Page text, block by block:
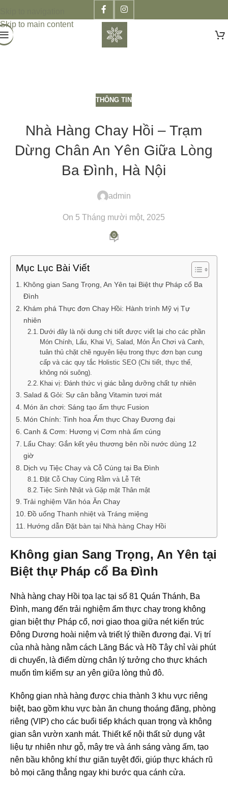
Skip to main content
THÔNG TIN
Nhà Hàng Chay Hồi – Trạm
Dừng Chân An Yên Giữa Lòng
Ba Đình, Hà Nội
admin
On 5 Tháng mười một, 2025
0
Mục Lục Bài Viết
Không gian Sang Trọng, An Yên tại Biệt thự Pháp cổ Ba
Đình
Khám phá Thực đơn Chay Hồi: Hành trình Mỹ vị Tự
nhiên
Dưới đây là nội dung chi tiết được viết lại cho các phần
Món Chính, Lẩu, Khai Vị, Salad, Món Ăn Chơi và Canh,
tuân thủ chặt chẽ nguyên liệu trong thực đơn bạn cung
cấp và các quy tắc Holistic SEO (Chi tiết, thực thể,
không nói suông).
Khai vị: Đánh thức vị giác bằng dưỡng chất tự nhiên
Salad & Gỏi: Sự cân bằng Vitamin tươi mát
Món ăn chơi: Sáng tạo ẩm thực Fusion
Món Chính: Tinh hoa Ẩm thực Chay Đương đại
Canh & Cơm: Hương vị Cơm nhà ấm cúng
Lẩu Chay: Gắn kết yêu thương bên nồi nước dùng 12
giờ
Dịch vụ Tiệc Chay và Cỗ Cúng tại Ba Đình
Đặt Cỗ Chay Cúng Rằm và Lễ Tết
Tiệc Sinh Nhật và Gặp mặt Thân mật
Trải nghiệm Văn hóa Ăn Chay
Đồ uống Thanh nhiệt và Tráng miệng
Hướng dẫn Đặt bàn tại Nhà hàng Chay Hồi
Không gian Sang Trọng, An Yên tại
Biệt thự Pháp cổ Ba Đình
Nhà hàng chay Hồi tọa lạc tại số 81 Quán Thánh, Ba
Đình, mang đến trải nghiệm ẩm thực chay trong không
gian biệt thự Pháp cổ, nơi giao thoa giữa nét kiến trúc
Đông Dương hoài niệm và triết lý thiền đương đại. Vị trí
của nhà hàng nằm cách Lăng Bác và Hồ Tây chỉ vài phút
di chuyển, là điểm dừng chân lý tưởng cho thực khách
muốn tìm kiếm sự an yên giữa lòng thủ đô.
Không gian nhà hàng được chia thành 3 khu vực riêng
biệt, bao gồm khu vực bàn ăn chung thoáng đãng, phòng
riêng (VIP) cho các buổi tiếp khách quan trọng và không
gian sân vườn xanh mát. Thiết kế nội thất sử dụng vật
liệu tự nhiên như gỗ, mây tre và ánh sáng vàng ấm, tạo
nên bầu không khí thư giãn tuyệt đối, giúp thực khách rũ
bỏ mọi căng thẳng ngay khi bước qua cánh cửa.